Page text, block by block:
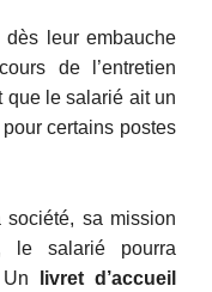
leur embauche
de l’entretien
que le salarié ait un
certains postes
société, sa mission
le salarié pourra
livret d’accueil